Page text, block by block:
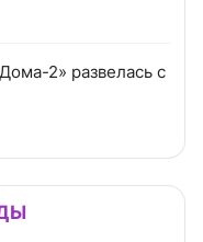
2» развелась с